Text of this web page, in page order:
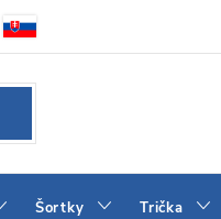
Kontakt
Šortky Trička